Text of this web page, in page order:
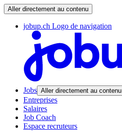
Aller directement au contenu
jobup.ch Logo de navigation
Jobs Aller directement au contenu
Entreprises
Salaires
Job Coach
Espace recruteurs